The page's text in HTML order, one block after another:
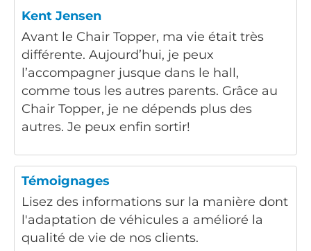
Kent Jensen
Avant le Chair Topper, ma vie était très
différente. Aujourd’hui, je peux
l’accompagner jusque dans le hall,
comme tous les autres parents. Grâce au
Chair Topper, je ne dépends plus des
autres. Je peux enfin sortir!
Témoignages
Lisez des informations sur la manière dont
l'adaptation de véhicules a amélioré la
qualité de vie de nos clients.